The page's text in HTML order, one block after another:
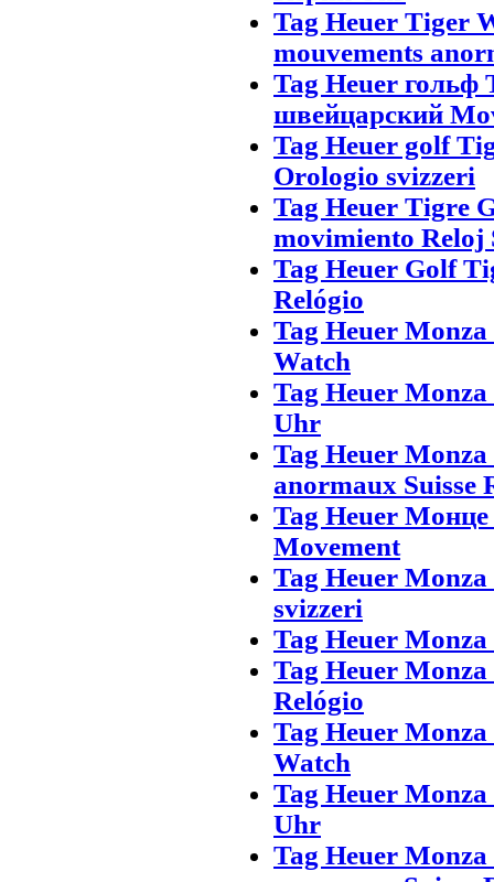
Tag Heuer Tiger
mouvements
Tag Heuer гольф
швейцарский
Tag Heuer golf
Orologio svizzeri
Tag Heuer Tigre
movimiento Reloj
Tag Heuer Golf
Relógio
Tag Heuer
Watch
Tag Heuer
Uhr
Tag Heuer
anormaux Suisse
Tag Heuer
Movement
Tag Heuer
svizzeri
Tag Heuer
Tag Heuer
Relógio
Tag Heuer
Watch
Tag Heuer
Uhr
Tag Heuer